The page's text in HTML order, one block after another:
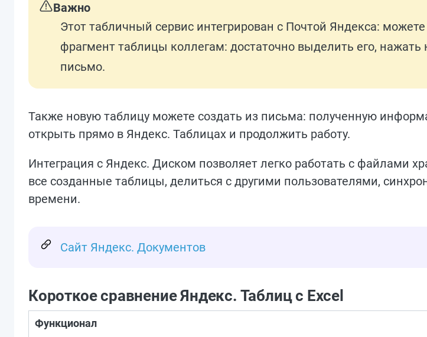
Важно
Этот табличный сервис интегрирован с Почтой Яндекса:
фрагмент таблицы коллегам: достаточно выделить его, нажать
письмо.
Также новую таблицу можете создать из письма: полученную
открыть прямо в Яндекс. Таблицах и продолжить работу.
Интеграция с Яндекс. Диском позволяет легко работать с файлами
все созданные таблицы, делиться с другими пользователями,
времени.
Сайт Яндекс. Документов
Короткое сравнение Яндекс. Таблиц с Excel
Функционал